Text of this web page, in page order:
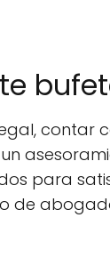
contar
para
de